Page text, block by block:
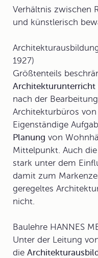
Verhältnis zwischen
und künstlerisch
1927)
Größtenteils
Architekturunterricht
nach der
Architekturbüros von
Eigenständige
Planung von
Mittelpunkt. Auch
stark unter dem
damit zum
geregeltes
nicht.
Baulehre HANNES
Unter der Leitung
die